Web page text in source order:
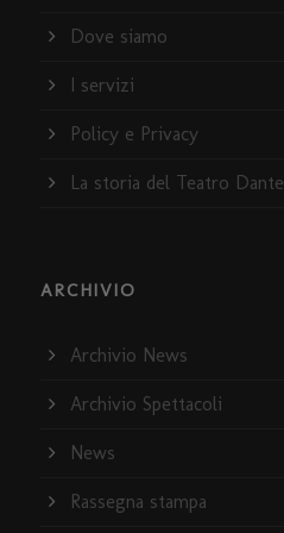
Dove siamo
I servizi
Policy e Privacy
La storia del Teatro Dante
ARCHIVIO
Archivio News
Archivio Spettacoli
News
Rassegna stampa